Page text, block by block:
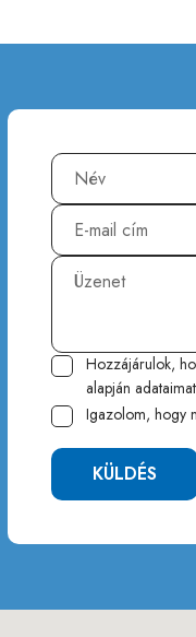
Hozzájárulok,
alapján
Igazolom, hogy
KÜLDÉS